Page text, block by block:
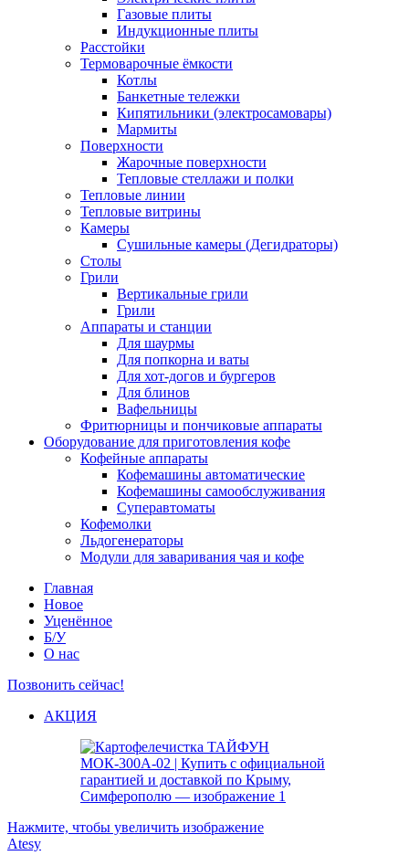
Газовые плиты
Индукционные плиты
Расстойки
Термоварочные ёмкости
Котлы
Банкетные тележки
Кипятильники (электросамовары)
Мармиты
Поверхности
Жарочные поверхности
Тепловые стеллажи и полки
Тепловые линии
Тепловые витрины
Камеры
Сушильные камеры (Дегидраторы)
Столы
Грили
Вертикальные грили
Грили
Аппараты и станции
Для шаурмы
Для попкорна и ваты
Для хот-догов и бургеров
Для блинов
Вафельницы
Фритюрницы и пончиковые аппараты
Оборудование для приготовления кофе
Кофейные аппараты
Кофемашины автоматические
Кофемашины самообслуживания
Суперавтоматы
Кофемолки
Льдогенераторы
Модули для заваривания чая и кофе
Главная
Новое
Уценённое
Б/У
О нас
Позвонить сейчас!
АКЦИЯ
Нажмите, чтобы увеличить изображение
Atesy